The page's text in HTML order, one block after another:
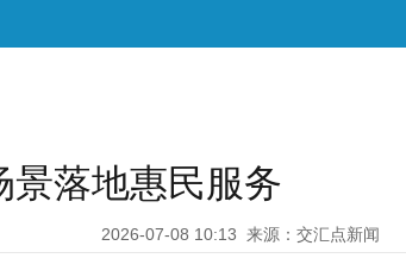
景落地惠民服务
2026-07-08 10:13 来源：交汇点新闻